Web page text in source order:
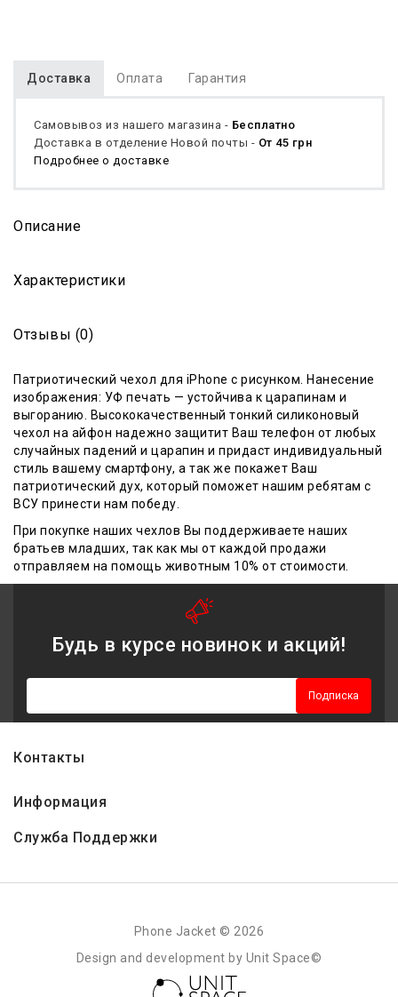
Доставка Оплата Гарантия
Самовывоз из нашего магазина - Бесплатно
Доставка в отделение Новой почты - От 45 грн
Подробнее о доставке
Описание
Характеристики
Отзывы (0)
Патриотический чехол для iPhone с рисунком. Нанесение
изображения: УФ печать — устойчива к царапинам и
выгоранию. Высококачественный тонкий силиконовый
чехол на айфон надежно защитит Ваш телефон от любых
случайных падений и царапин и придаст индивидуальный
стиль вашему смартфону, а так же покажет Ваш
патриотический дух, который поможет нашим ребятам с
ВСУ принести нам победу.
При покупке наших чехлов Вы поддерживаете наших
братьев младших, так как мы от каждой продажи
отправляем на помощь животным 10% от стоимости.
Будь в курсе новинок и акций!
Подписка
Контакты
Информация
Служба Поддержки
Phone Jacket © 2026
Design and development by Unit Space©